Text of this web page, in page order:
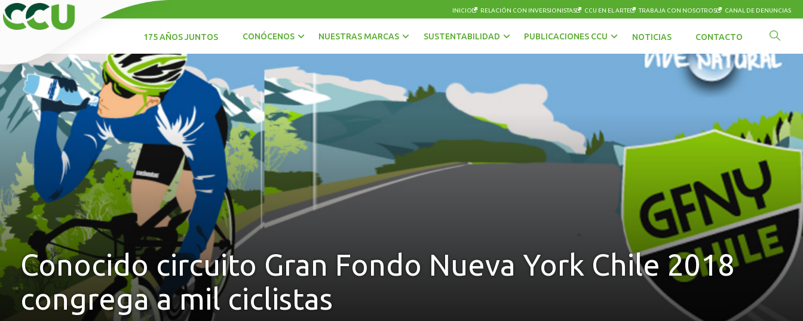
INICIO RELACIÓN CON INVERSIONISTAS CCU EN EL ARTE TRABAJA CON NOSOTROS CANAL DE DENUNCIAS
175 AÑOS JUNTOS CONÓCENOS NUESTRAS MARCAS
BEBIDAS CON GAS
ENERGÉTICAS Y DEPORTIVAS
JUGOS, NÉCTARES Y BEBIDAS EN POLVO
PISCOS Y LICORES
VINOS Y ESPUMANTES
SUSTENTABILIDAD PUBLICACIONES CCU NOTICIAS CONTACTO
Conocido circuito Gran Fondo Nueva York Chile 2018
congrega a mil ciclistas